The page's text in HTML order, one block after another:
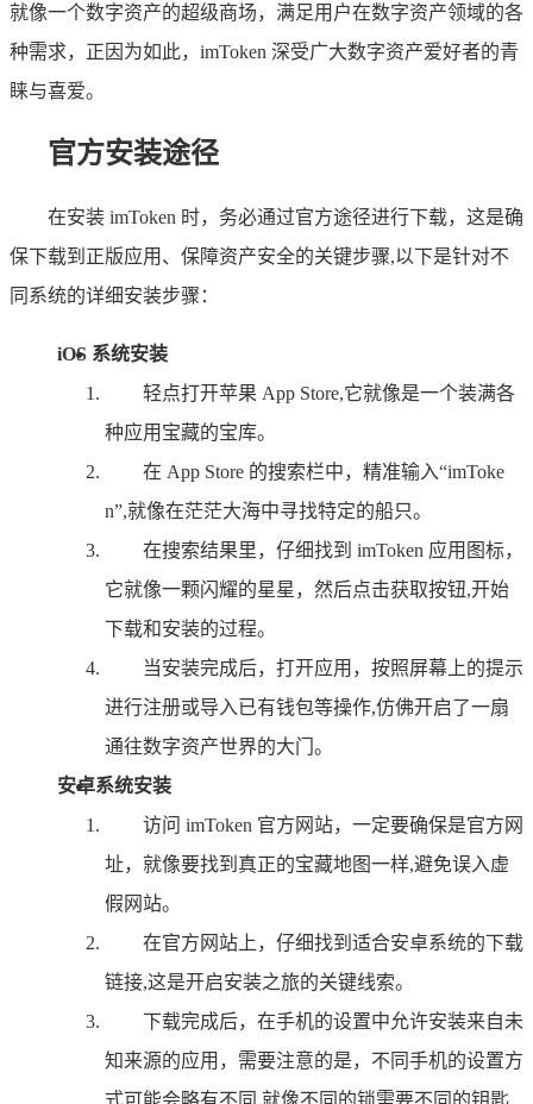
就像一个数字资产的超级商场，满足用户在数字资产领域的各
种需求，正因为如此，imToken 深受广大数字资产爱好者的青
睐与喜爱。
官方安装途径
在安装 imToken 时，务必通过官方途径进行下载，这是确
保下载到正版应用、保障资产安全的关键步骤,以下是针对不
同系统的详细安装步骤：
iOS 系统安装
轻点打开苹果 App Store,它就像是一个装满各
种应用宝藏的宝库。
在 App Store 的搜索栏中，精准输入“imToke
n”,就像在茫茫大海中寻找特定的船只。
在搜索结果里，仔细找到 imToken 应用图标，
它就像一颗闪耀的星星，然后点击获取按钮,开始
下载和安装的过程。
当安装完成后，打开应用，按照屏幕上的提示
进行注册或导入已有钱包等操作,仿佛开启了一扇
通往数字资产世界的大门。
安卓系统安装
访问 imToken 官方网站，一定要确保是官方网
址，就像要找到真正的宝藏地图一样,避免误入虚
假网站。
在官方网站上，仔细找到适合安卓系统的下载
链接,这是开启安装之旅的关键线索。
下载完成后，在手机的设置中允许安装来自未
知来源的应用，需要注意的是，不同手机的设置方
式可能会略有不同,就像不同的锁需要不同的钥匙